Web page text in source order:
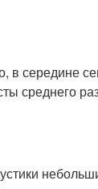
середине
среднего